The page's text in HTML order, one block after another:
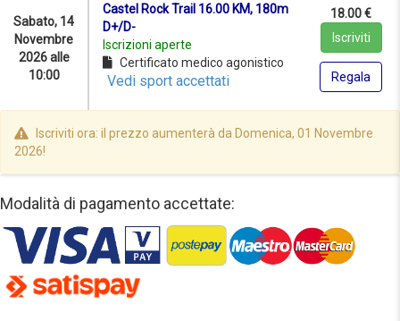
Sabato, 14
Novembre
2026 alle
10:00
Castel Rock Trail 16.00 KM, 180m
D+/D-
Iscrizioni aperte
Certificato medico agonistico
Vedi sport accettati
18.00 €
Iscriviti
Regala
Iscriviti ora: il prezzo aumenterà da Domenica, 01 Novembre
2026!
Modalità di pagamento accettate: